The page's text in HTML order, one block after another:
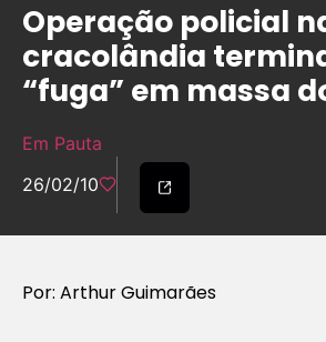
Operação policial
cracolândia
“fuga” em massa
Em Pauta
26/02/10
Por: Arthur Guimarães